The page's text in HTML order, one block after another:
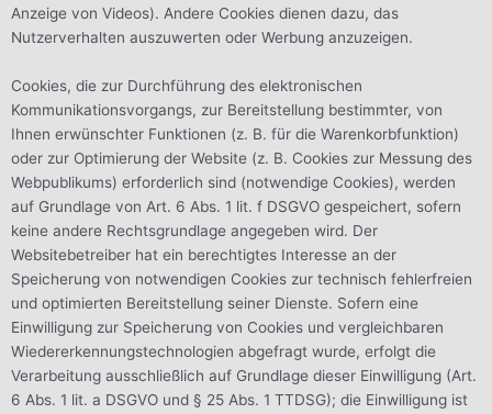
Anzeige von Videos). Andere Cookies dienen dazu, das
Nutzerverhalten auszuwerten oder Werbung anzuzeigen.
Cookies, die zur Durchführung des elektronischen
Kommunikationsvorgangs, zur Bereitstellung bestimmter, von
Ihnen erwünschter Funktionen (z. B. für die Warenkorbfunktion)
oder zur Optimierung der Website (z. B. Cookies zur Messung des
Webpublikums) erforderlich sind (notwendige Cookies), werden
auf Grundlage von Art. 6 Abs. 1 lit. f DSGVO gespeichert, sofern
keine andere Rechtsgrundlage angegeben wird. Der
Websitebetreiber hat ein berechtigtes Interesse an der
Speicherung von notwendigen Cookies zur technisch fehlerfreien
und optimierten Bereitstellung seiner Dienste. Sofern eine
Einwilligung zur Speicherung von Cookies und vergleichbaren
Wiedererkennungstechnologien abgefragt wurde, erfolgt die
Verarbeitung ausschließlich auf Grundlage dieser Einwilligung (Art.
6 Abs. 1 lit. a DSGVO und § 25 Abs. 1 TTDSG); die Einwilligung ist